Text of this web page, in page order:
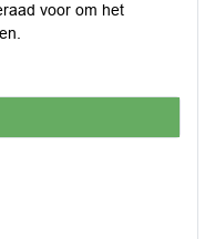
voor om het